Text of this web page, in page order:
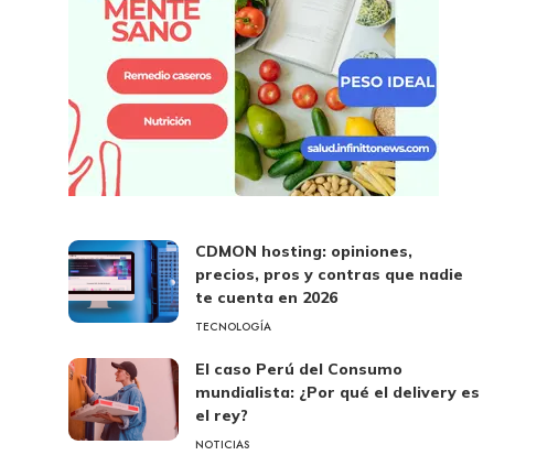
CDMON hosting: opiniones,
precios, pros y contras que nadie
te cuenta en 2026
TECNOLOGÍA
El caso Perú del Consumo
mundialista: ¿Por qué el delivery es
el rey?
NOTICIAS